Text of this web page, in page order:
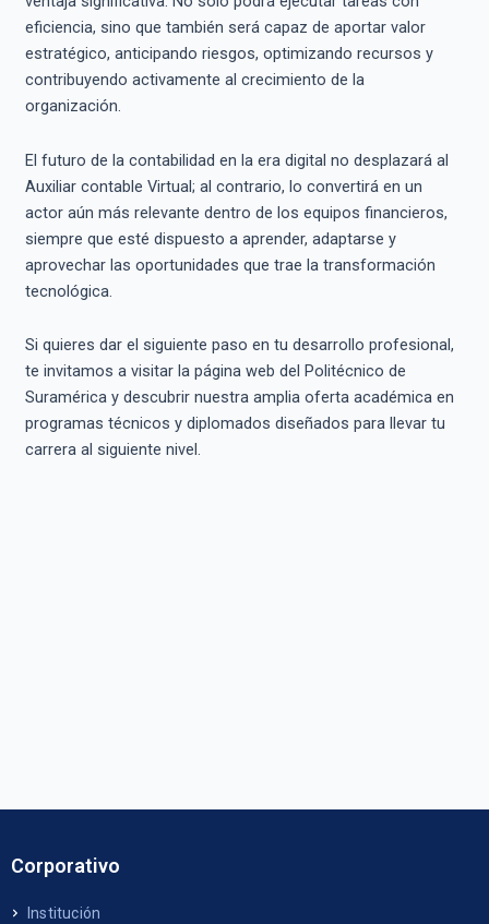
eficiencia, sino que también será capaz de aportar valor
estratégico, anticipando riesgos, optimizando recursos y
contribuyendo activamente al crecimiento de la
organización.
El futuro de la contabilidad en la era digital no desplazará al
Auxiliar contable Virtual; al contrario, lo convertirá en un
actor aún más relevante dentro de los equipos financieros,
siempre que esté dispuesto a aprender, adaptarse y
aprovechar las oportunidades que trae la transformación
tecnológica.
Si quieres dar el siguiente paso en tu desarrollo profesional,
te invitamos a visitar la página web del Politécnico de
Suramérica y descubrir nuestra amplia oferta académica en
programas técnicos y diplomados diseñados para llevar tu
carrera al siguiente nivel.
Corporativo
Institución